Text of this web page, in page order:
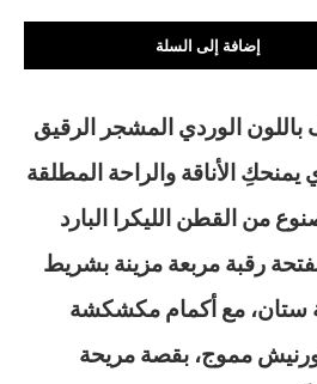
إضافة إلى السلة
الوردي المشجر الرقيق
الأناقة والراحة المطلقة
من القطن الليكرا البارد
رقبة مربعة مزينة بشريط
ستان، مع أكمام مكشكشة
مموج، بقصة مريحة